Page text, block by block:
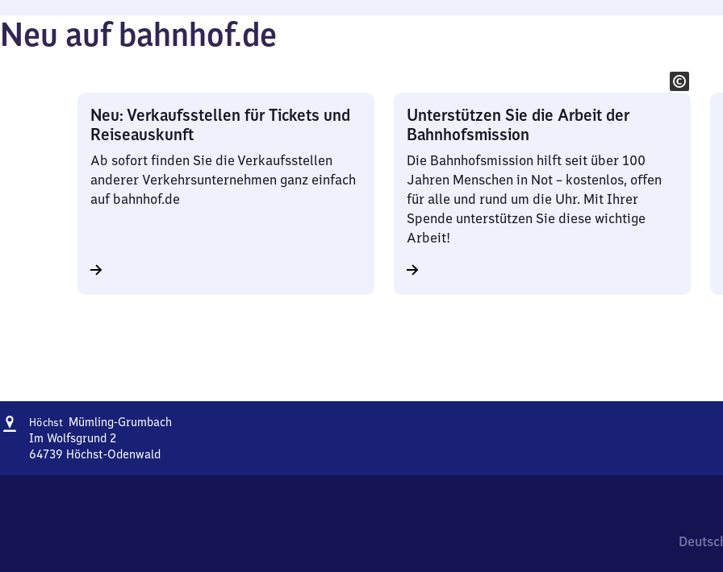
Neu auf bahnhof.de
Neu: Verkaufsstellen für Tickets und
Reiseauskunft
Ab sofort finden Sie die Verkaufsstellen
anderer Verkehrsunternehmen ganz einfach
auf bahnhof.de
Unterstützen Sie die Arbeit der
Bahnhofsmission
Die Bahnhofsmission hilft seit über 100
Jahren Menschen in Not – kostenlos, offen
für alle und rund um die Uhr. Mit Ihrer
Spende unterstützen Sie diese wichtige
Arbeit!
Adresse
Höchst Mümling-GrumbachHöchst
Im Wolfsgrund 2
64739 Höchst-Odenwald